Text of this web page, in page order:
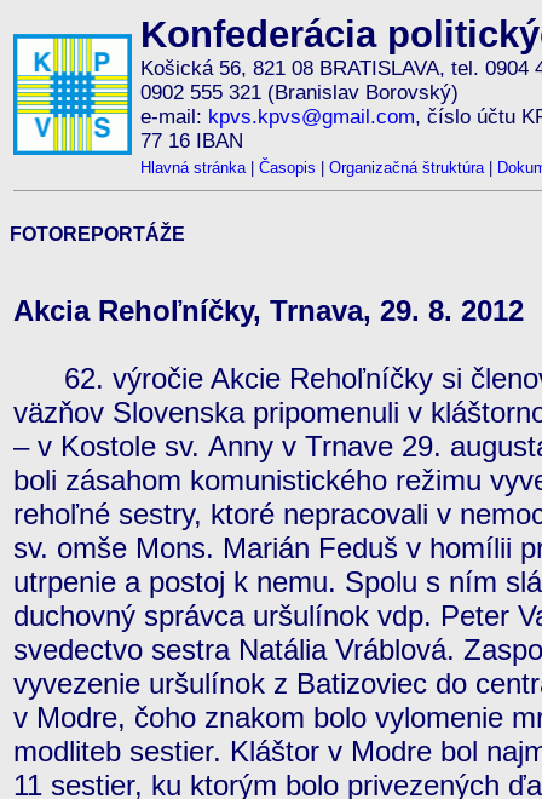
Konfederácia
Košická 56, 821 08 BRATISLAVA, tel. 0904
0902 555 321 (Branislav Borovský)
e-mail: kpvs.kpvs@gmail.com, číslo účtu
77 16 IBAN
Hlavná stránka| Časopis Organizačná štruktúra|
FOTOREPORTÁŽE
Akcia Rehoľníčky, Trnava, 29. 8. 2012
62. výročie Akcie Rehoľníčky si
väzňov Slovenska pripomenuli v
– v Kostole sv. Anny v Trnave 29.
boli zásahom komunistického režimu
rehoľné sestry, ktoré nepracovali v
sv. omše Mons. Marián Feduš v homílii
utrpenie a postoj k nemu. Spolu s ním
duchovný správca uršulínok vdp. Peter
svedectvo sestra Natália Vráblová.
vyvezenie uršulínok z Batizoviec do
v Modre, čoho znakom bolo vylomenie
modliteb sestier. Kláštor v Modre bol
11 sestier, ku ktorým bolo privezených